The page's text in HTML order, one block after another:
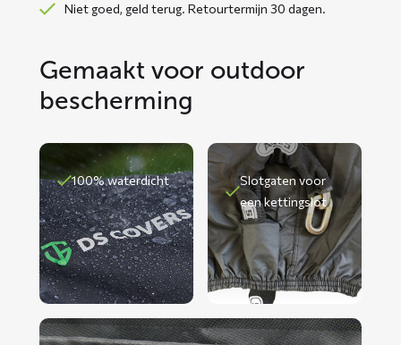
Niet goed, geld terug. Retourtermijn 30 dagen.
Gemaakt voor outdoor
bescherming
100% waterdicht
Slotgaten voor
een kettingslot